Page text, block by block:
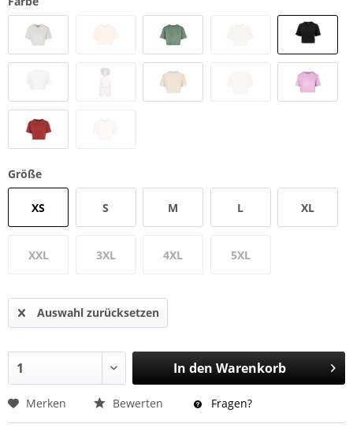
Größe
XS S M L XL
XXL 3XL 4XL 5XL
Auswahl zurücksetzen
In den Warenkorb
Merken Bewerten Fragen?